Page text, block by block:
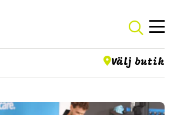
Välj butik